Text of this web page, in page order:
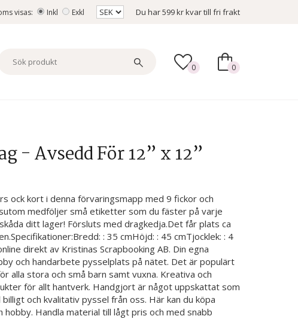
visas: Inkl Exkl Du har599 krkvar till fri frakt
0 0
- Avsedd För 12” x 12”
ock kort i denna förvaringsmapp med 9 fickor och
medföljer små etiketter som du fäster på varje
ditt lager! Försluts med dragkedja.Det får plats ca
: 35 cmHöjd: : 45 cmTjocklek: : 4
direkt av Kristinas Scrapbooking AB. Din egna
och handarbete pysselplats på nätet. Det är populärt
alla stora och små barn samt vuxna. Kreativa och
för allt hantverk. Handgjort är något uppskattat som
och kvalitativ pyssel från oss. Här kan du köpa
hobby. Handla material till lågt pris och med snabb